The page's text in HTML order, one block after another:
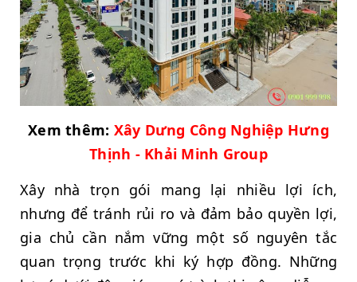
Xem thêm: Xây Dưng Công Nghiệp Hưng
Thịnh - Khải Minh Group
Xây nhà trọn gói mang lại nhiều lợi ích,
nhưng để tránh rủi ro và đảm bảo quyền lợi,
gia chủ cần nắm vững một số nguyên tắc
quan trọng trước khi ký hợp đồng. Những